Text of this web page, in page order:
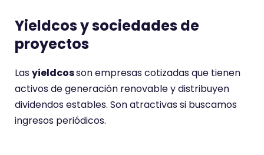
Yieldcos y sociedades de
proyectos
Lasyieldcosson empresas cotizadas que tienen
activos de generación renovable y distribuyen
dividendos estables. Son atractivas si buscamos
ingresos periódicos.